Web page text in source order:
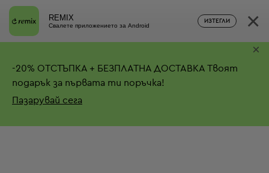
REMIX
Свалете приложението за Android
ИЗТЕГЛИ ×
-20% ОТСТЪПКА + БЕЗПЛАТНА ДОСТАВКА Твоят
подарък за първата ти поръчка!
Пазарувай сега
×